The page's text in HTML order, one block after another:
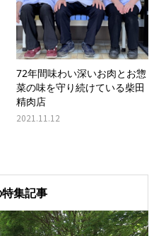
72年間味わい深いお肉とお惣
菜の味を守り続けている柴田
精肉店
2021.11.12
集記事